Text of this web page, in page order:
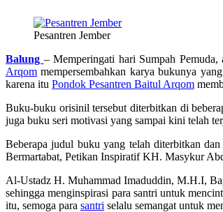
Pesantren Jember
Balung – Memperingati hari Sumpah
Arqom mempersembahkan karya bukunya
karena itu Pondok Pesantren Baitul Arqom
Buku-buku orisinil tersebut diterbitkan di
juga buku seri motivasi yang sampai kini telah
Beberapa judul buku yang telah diterbitkan
Bermartabat, Petikan Inspiratif KH. Masykur
Al-Ustadz H. Muhammad Imaduddin, M.H.I,
sehingga menginspirasi para santri untuk
itu, semoga para santri selalu semangat untuk